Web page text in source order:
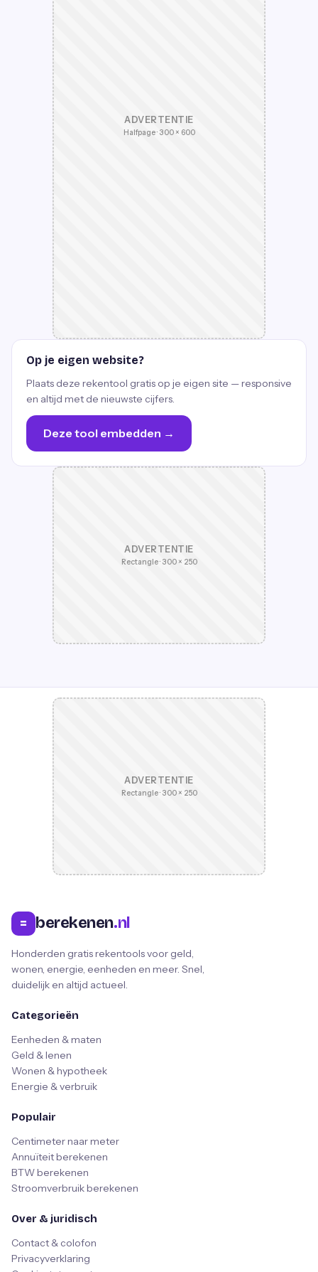
ADVERTENTIE
Halfpage · 300 × 600
Op je eigen website?
Plaats deze rekentool gratis op je eigen site — responsive
en altijd met de nieuwste cijfers.
Deze tool embedden →
ADVERTENTIE
Rectangle · 300 × 250
ADVERTENTIE
Rectangle · 300 × 250
= berekenen.nl
Honderden gratis rekentools voor geld,
wonen, energie, eenheden en meer. Snel,
duidelijk en altijd actueel.
Categorieën
Eenheden & maten
Geld & lenen
Wonen & hypotheek
Energie & verbruik
Populair
Centimeter naar meter
Annuïteit berekenen
BTW berekenen
Stroomverbruik berekenen
Over & juridisch
Contact & colofon
Privacyverklaring